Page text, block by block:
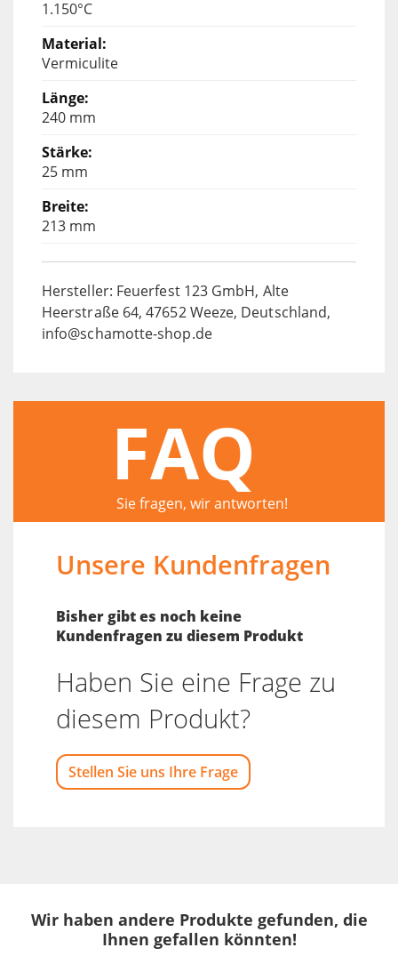
1.150°C
Vermiculite
240 mm
25 mm
213 mm
Hersteller: Feuerfest 123 GmbH, Alte
Heerstraße 64, 47652 Weeze, Deutschland,
info@schamotte-shop.de
FAQ
Sie fragen, wir antworten!
Unsere Kundenfragen
Bisher gibt es noch keine
Kundenfragen zu diesem Produkt
Haben Sie eine Frage zu
diesem Produkt?
Stellen Sie uns Ihre Frage
Wir haben andere Produkte gefunden, die
Ihnen gefallen könnten!